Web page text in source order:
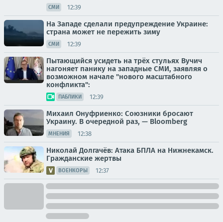
СМИ 12:39
На Западе сделали предупреждение Украине:
страна может не пережить зиму
СМИ 12:39
Пытающийся усидеть на трёх стульях Вучич
нагоняет панику на западные СМИ, заявляя о
возможном начале "нового масштабного
конфликта":
ПАБЛИКИ 12:39
Михаил Онуфриенко: Союзники бросают
Украину. В очередной раз, — Bloomberg
МНЕНИЯ 12:38
Николай Долгачёв: Атака БПЛА на Нижнекамск.
Гражданские жертвы
ВОЕНКОРЫ 12:37